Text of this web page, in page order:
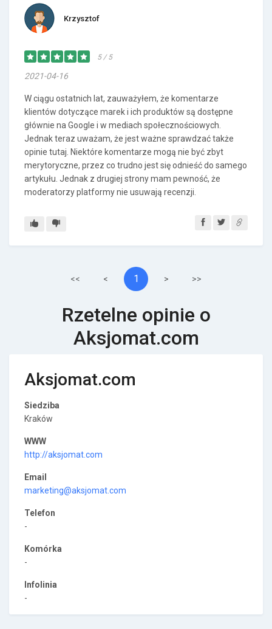
Krzysztof
5 / 5
2021-04-16
W ciągu ostatnich lat, zauważyłem, że komentarze
klientów dotyczące marek i ich produktów są dostępne
głównie na Google i w mediach społecznościowych.
Jednak teraz uważam, że jest ważne sprawdzać także
opinie tutaj. Niektóre komentarze mogą nie być zbyt
merytoryczne, przez co trudno jest się odnieść do samego
artykułu. Jednak z drugiej strony mam pewność, że
moderatorzy platformy nie usuwają recenzji.
<< < 1 > >>
Rzetelne opinie o
Aksjomat.com
Aksjomat.com
Siedziba
Kraków
WWW
http://aksjomat.com
Email
marketing@aksjomat.com
Telefon
-
Komórka
-
Infolinia
-